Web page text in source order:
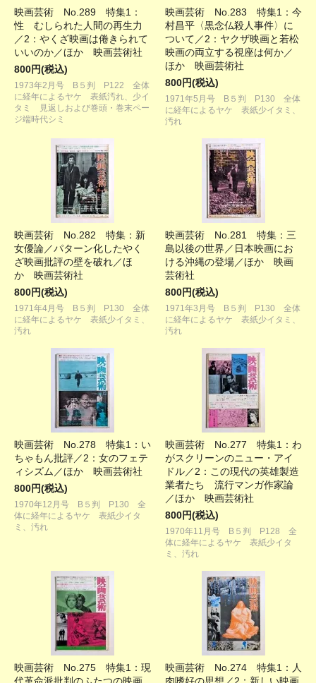
映画芸術 No.289 特集1：
性 むしられた人間の再生力
／2：やくざ映画は倦きられて
いいのか／ほか 映画芸術社
800円(税込)
1973年2月号 B５判 P122 全体
に経年によるヤケ 表紙汚れ、少イ
タミ 見返しおよび巻頭・巻末ペー
ジ端時代シミ
映画芸術 No.283 特集1：今
村昌平〈黒念仏殺人事件〉に
ついて／2：ヤクザ映画と若松
映画の両立する視座は何か／
ほか 映画芸術社
800円(税込)
1971年5月号 B５判 P130 全体
に経年によるヤケ 表紙少イタミ、
汚れ
映画芸術 No.282 特集：新
女優論／パターン化したやく
ざ映画批評の壁を破れ／ほ
か 映画芸術社
800円(税込)
1971年4月号 B５判 P130 全体
に経年によるヤケ 表紙少イタミ、
汚れ
映画芸術 No.281 特集：三
島以後の世界／日本映画にお
ける沖縄の登場／ほか 映画
芸術社
800円(税込)
1971年3月号 B５判 P130 全体
に経年によるヤケ 表紙少イタミ、
汚れ
映画芸術 No.278 特集1：い
ちゃもん批評／2：女のフェテ
ィシズム／ほか 映画芸術社
800円(税込)
1970年12月号 B５判 P130 全
体に経年によるヤケ 表紙少イタ
ミ、汚れ
映画芸術 No.277 特集1：わ
がスクリーンのニュー・アイ
ドル／2：この現代の英雄製造
業者たち 流行マンガ作家論
／ほか 映画芸術社
800円(税込)
1970年11月号 B５判 P128 全
体に経年によるヤケ 表紙少イタ
ミ、汚れ
映画芸術 No.275 特集1：現
映画芸術 No.274 特集1：人